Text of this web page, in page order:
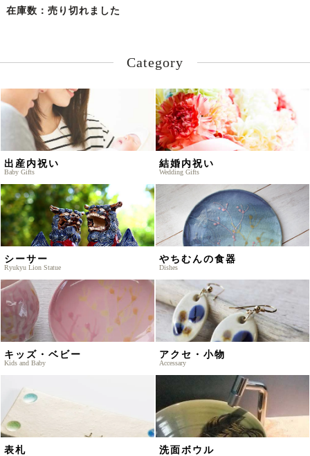
在庫数：売り切れました
Category
出産内祝い
Baby Gifts
結婚内祝い
Wedding Gifts
シーサー
Ryukyu Lion Statue
やちむんの食器
Dishes
キッズ・ベビー
Kids and Baby
アクセ・小物
Accessary
表札 洗面ボウル